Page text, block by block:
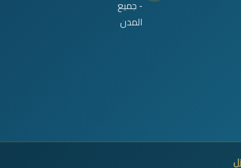
- جميع
المدن